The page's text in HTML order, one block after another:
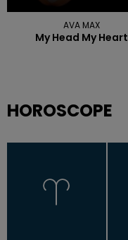
AVA MAX
My Head My Heart
HOROSCOPE